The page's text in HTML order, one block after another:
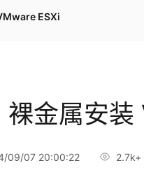
ESXi
裸金属安
09/07 20:00:22 2.7k+